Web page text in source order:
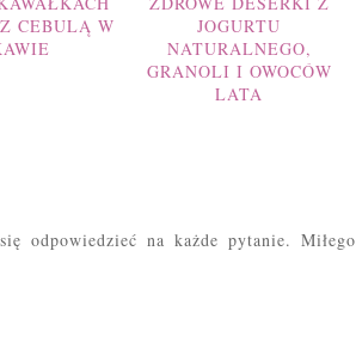
CEBULĄ W
JOGURTU
NATURALNEGO,
GRANOLI I OWOCÓW
LATA
odpowiedzieć na każde pytanie. Miłego